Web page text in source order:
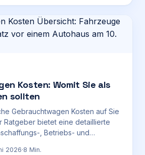
Kosten: Womit Sie als
sollten
Gebrauchtwagen Kosten auf Sie
Ratgeber bietet eine detaillierte
, Betriebs- und
2026·8 Min.